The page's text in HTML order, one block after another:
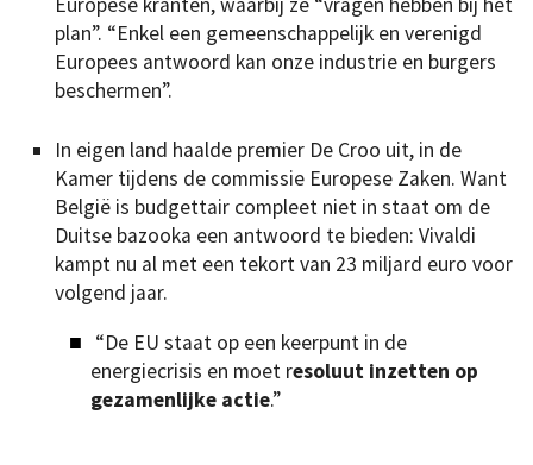
plan”. “Enkel een gemeenschappelijk en verenigd
Europees antwoord kan onze industrie en burgers
beschermen”.
In eigen land haalde premier De Croo uit, in de
Kamer tijdens de commissie Europese Zaken. Want
België is budgettair compleet niet in staat om de
Duitse bazooka een antwoord te bieden: Vivaldi
kampt nu al met een tekort van 23 miljard euro voor
volgend jaar.
“De EU staat op een keerpunt in de
energiecrisis en moet resoluut inzetten op
gezamenlijke actie.”